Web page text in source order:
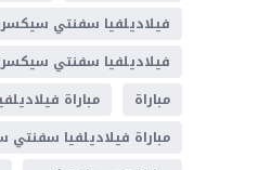
فيلاديلفيا سفنتي
فيلاديلفيا سفنتي
مباراة
مباراة
مباراة فيلاديلفيا